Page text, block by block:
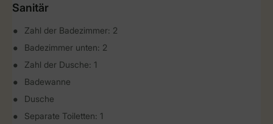
Sanitär
Zahl der Badezimmer: 2
Badezimmer unten: 2
Zahl der Dusche: 1
Badewanne
Dusche
Separate Toiletten: 1